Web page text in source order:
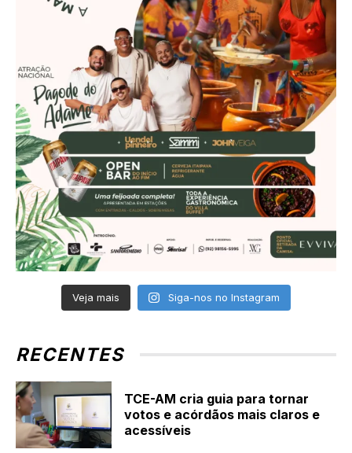
Veja mais Siga-nos no Instagram
RECENTES
TCE-AM cria guia para tornar
votos e acórdãos mais claros e
acessíveis